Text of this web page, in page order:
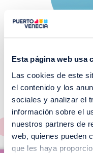
Esta página web usa
Las cookies de este
el contenido y los
sociales y analizar el
información sobre el
nuestros partners de
web, quienes pueden
que les haya
¡No te pierdas
EVENTOS!
Ver todos >